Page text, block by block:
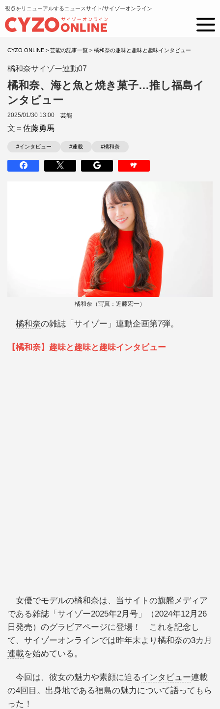
視点をリニューアルするニュースサイト/サイゾーオンライン
CYZO ONLINE > 芸能の記事一覧 > 橘和奈の趣味と趣味と趣味インタビュー
橘和奈サイゾー連動07
橘和奈、海と魚と焼き菓子…推し福島イ
ンタビュー
2025/01/30 13:00 芸能
文＝ 佐藤勇馬
#インタビュー #連載 #橘和奈
橘和奈（写真：近藤宏一）
橘和奈の雑誌「サイゾー」連動企画第7弾。
【橘和奈】趣味と趣味と趣味インタビュー
女優でモデルの橘和奈は、当サイトの旗艦メディア
である雑誌「サイゾー2025年2月号」（2024年12月26
日発売）のグラビアページに登場！ これを記念し
て、サイゾーオンラインでは昨年末より橘和奈の3カ月
連載を始めている。
今回は、彼女の魅力や素顔に迫るインタビュー連載
の4回目。出身地である福島の魅力について語ってもら
った！